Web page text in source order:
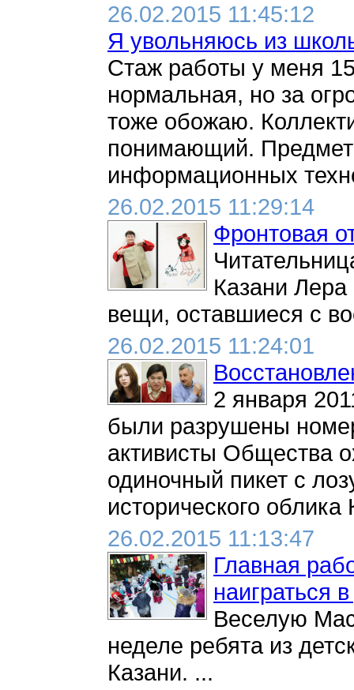
26.02.2015 11:45:12
Я увольняюсь из
Стаж работы у меня 15
нормальная, но за
тоже обожаю.
понимающий. Предмет
информационных
26.02.2015 11:29:14
Фронтовая
Казани
вещи, оставшиеся с
26.02.2015 11:24:01
2 января
были разрушены
активисты Общества
одиночный пикет с
исторического облика
26.02.2015 11:13:47
Главная
наиграться
Веселую
неделе ребята из
Казани. ...